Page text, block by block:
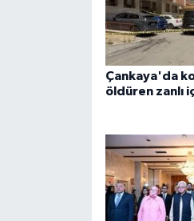
Çankaya'da
öldüren zanlı